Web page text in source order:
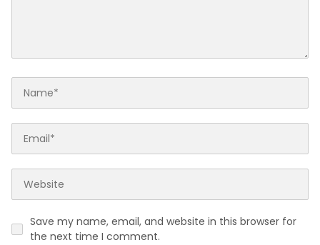
Save my name, email, and website in this browser for
the next time I comment.